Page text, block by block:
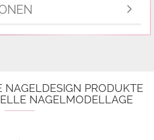
NAGELDESIGN PRODUKTE
NAGELMODELLAGE